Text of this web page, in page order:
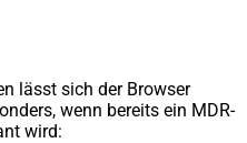
lässt sich der Browser
wenn bereits ein MDR-
wird: